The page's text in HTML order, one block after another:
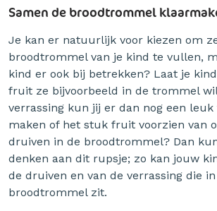
Samen de broodtrommel
Je kan er natuurlijk voor kiezen om
broodtrommel van je kind te vullen,
kind er ook bij betrekken? Laat je
fruit ze bijvoorbeeld in de trommel
verrassing kun jij er dan nog een
maken of het stuk fruit voorzien van
druiven in de broodtrommel? Dan
denken aan dit rupsje; zo kan jouw
de druiven en van de verrassing die
broodtrommel zit.